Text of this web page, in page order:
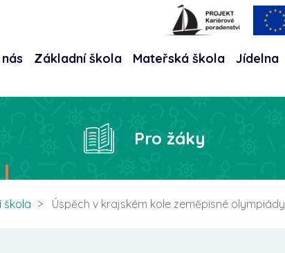
Základní škola Mateřská škola Jídelna
Pro žáky
škola Úspěch v krajském kole zeměpisné olympiády